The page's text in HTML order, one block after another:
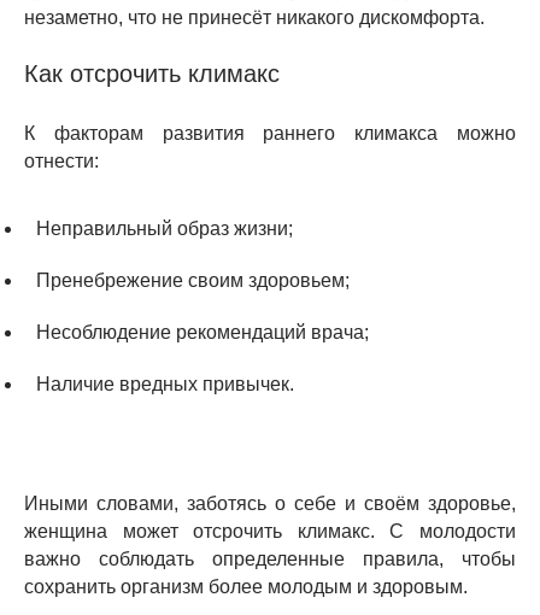
незаметно, что не принесёт никакого дискомфорта.
Как отсрочить климакс
К факторам развития раннего климакса можно
отнести:
Неправильный образ жизни;
Пренебрежение своим здоровьем;
Несоблюдение рекомендаций врача;
Наличие вредных привычек.
Иными словами, заботясь о себе и своём здоровье,
женщина может отсрочить климакс. С молодости
важно соблюдать определенные правила, чтобы
сохранить организм более молодым и здоровым.